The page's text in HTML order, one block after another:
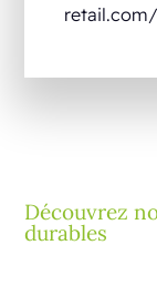
Découvrez
durables